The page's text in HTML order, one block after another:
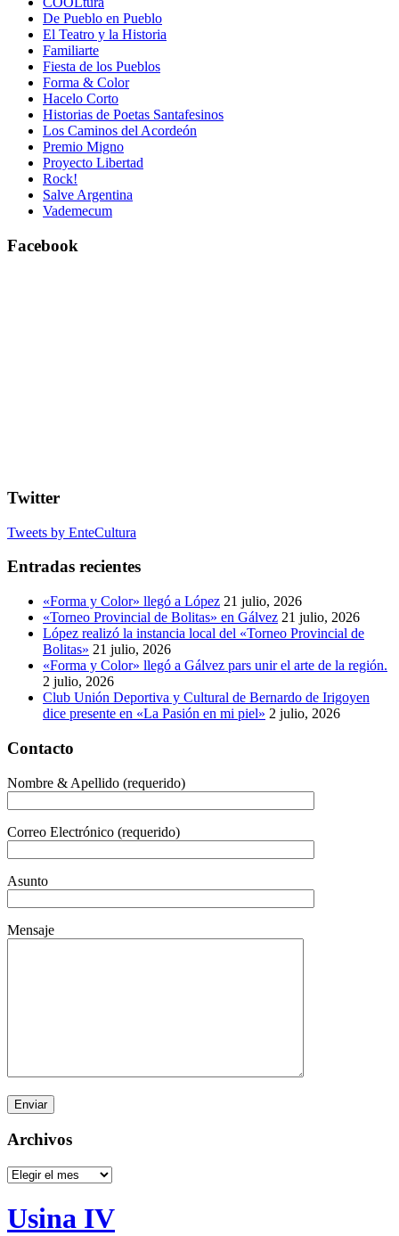
De Pueblo en Pueblo
El Teatro y la Historia
Familiarte
Fiesta de los Pueblos
Forma & Color
Hacelo Corto
Historias de Poetas Santafesinos
Los Caminos del Acordeón
Premio Migno
Proyecto Libertad
Rock!
Salve Argentina
Vademecum
Facebook
Twitter
Tweets by EnteCultura
Entradas recientes
«Forma y Color» llegó a López 21 julio, 2026
«Torneo Provincial de Bolitas» en Gálvez 21 julio, 2026
López realizó la instancia local del «Torneo Provincial de
Bolitas» 21 julio, 2026
«Forma y Color» llegó a Gálvez pars unir el arte de la región.
2 julio, 2026
Club Unión Deportiva y Cultural de Bernardo de Irigoyen
dice presente en «La Pasión en mi piel» 2 julio, 2026
Contacto
Nombre & Apellido (requerido)
Correo Electrónico (requerido)
Asunto
Mensaje
Archivos
Archivos
Usina IV